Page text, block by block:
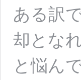
ある訳
却とな
と悩ん